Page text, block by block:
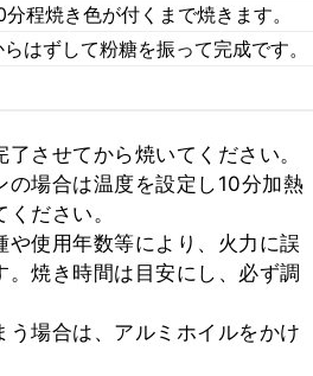
程焼き色が付くまで焼きます。
はずして粉糖を振って完成です。
させてから焼いてください。
の場合は温度を設定し10分加熱
ださい。
や使用年数等により、火力に誤
。焼き時間は目安にし、必ず調
う場合は、アルミホイルをかけ